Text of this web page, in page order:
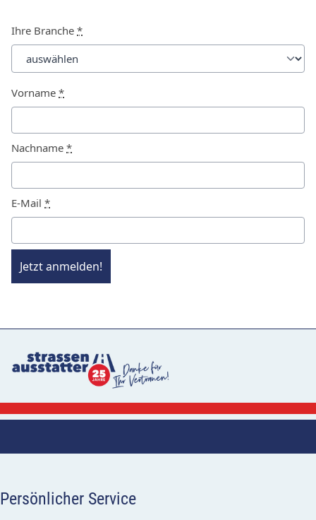
Ihre Branche *
Vorname *
Nachname *
E-Mail *
Jetzt anmelden!
Persönlicher Service